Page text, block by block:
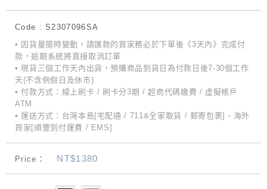
Code : S2307096SA
• 因貨量隨時變動，請匯款的買家務必於下單後《3天內》完成付
款，逾期系統將直接取消訂單
• 現貨三個工作天內出貨，預購商品到貨日為付款日後7-30個工作
天(不含例假日及休市)
• 付款方式：線上刷卡 / 刷卡分3期 / 超商代碼繳費 / 虛擬帳戶
ATM
• 運送方式：台灣本島[宅配通 / 711&全家取貨 / 郵寄包裹]、海外
買家[順豐到付運費 / EMS]
Price： NT$1380